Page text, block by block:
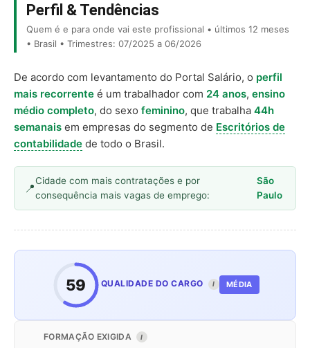
Perfil & Tendências
Quem é e para onde vai este profissional • últimos 12 meses
• Brasil • Trimestres: 07/2025 a 06/2026
De acordo com levantamento do Portal Salário, o perfil
mais recorrente é um trabalhador com 24 anos, ensino
médio completo, do sexo feminino, que trabalha 44h
semanais em empresas do segmento de Escritórios de
contabilidade de todo o Brasil.
Cidade com mais contratações e por
consequência mais vagas de emprego:
São
Paulo
59 QUALIDADE DO CARGO I MÉDIA
FORMAÇÃO EXIGIDA I